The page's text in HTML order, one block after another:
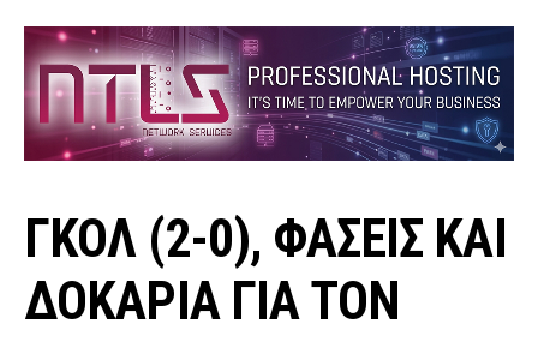
ΓΚΟΛ (2-0), ΦΑΣΕΙΣ ΚΑΙ
ΔΟΚΑΡΙΑ ΓΙΑ ΤΟΝ